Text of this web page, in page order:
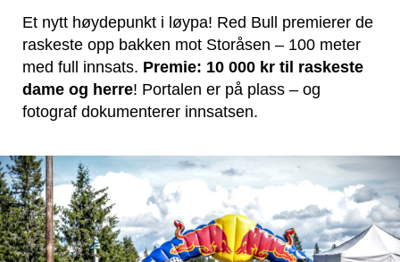
Et nytt høydepunkt i løypa! Red Bull premierer de
raskeste opp bakken mot Storåsen – 100 meter
med full innsats. Premie: 10 000 kr til raskeste
dame og herre! Portalen er på plass – og
fotograf dokumenterer innsatsen.